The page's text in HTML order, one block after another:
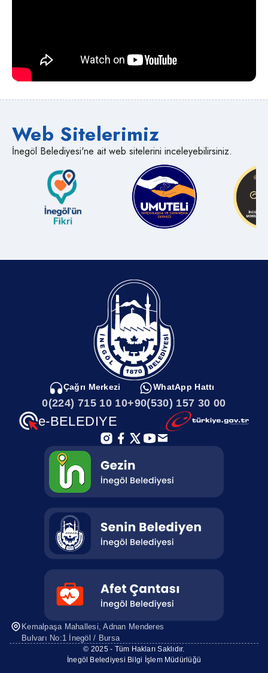
Web Sitelerimiz
İnegöl Belediyesi'ne ait web sitelerini inceleyebilirsiniz.
Çağrı Merkezi
0(224) 715 10 10
WhatApp Hattı
+90(530) 157 30 00
e-BELEDIYE
Kemalpaşa Mahallesi, Adnan Menderes
Bulvarı No:1 İnegöl / Bursa
© 2025 - Tüm Hakları Saklıdır.
İnegöl Belediyesi Bilgi İşlem Müdürlüğü